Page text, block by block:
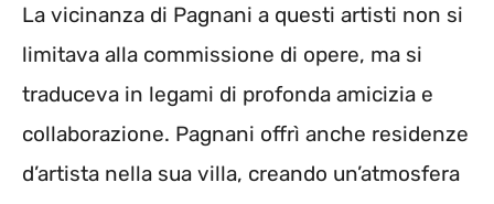
La vicinanza di Pagnani a questi artisti non si
limitava alla commissione di opere, ma si
traduceva in legami di profonda amicizia e
collaborazione. Pagnani offrì anche residenze
d’artista nella sua villa, creando un’atmosfera